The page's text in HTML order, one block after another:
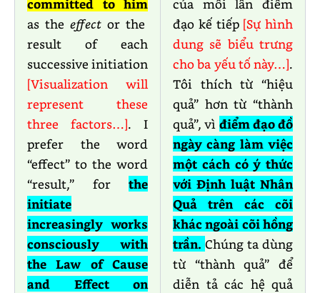
committed to him
as the effect or the
result of each
successive initiation
[Visualization will
represent these
three factors…]. I
prefer the word
“effect” to the word
“result,” for the
initiate
increasingly works
consciously with
the Law of Cause
and Effect on
của mỗi lần điểm
đạo kế tiếp [Sự hình
dung sẽ biểu trưng
cho ba yếu tố này…].
Tôi thích từ “hiệu
quả” hơn từ “thành
quả”, vì điểm đạo đồ
ngày càng làm việc
một cách có ý thức
với Định luật Nhân
Quả trên các cõi
khác ngoài cõi hồng
trần. Chúng ta dùng
từ “thành quả” để
diễn tả các hệ quả